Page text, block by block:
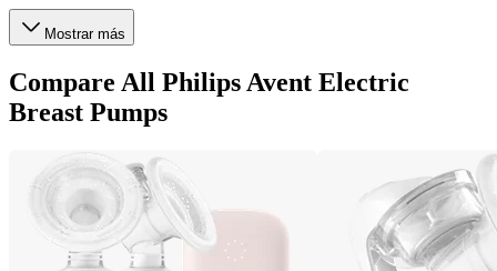
Mostrar más
Compare All Philips Avent Electric
Breast Pumps